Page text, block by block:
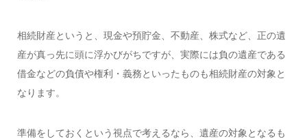
相続財産というと、現金や預貯金、不動産、株式など、正の遺
産が真っ先に頭に浮かびがちですが、実際には負の遺産である
借金などの負債や権利・義務といったものも相続財産の対象と
なります。
準備をしておくという視点で考えるなら、遺産の対象となるも